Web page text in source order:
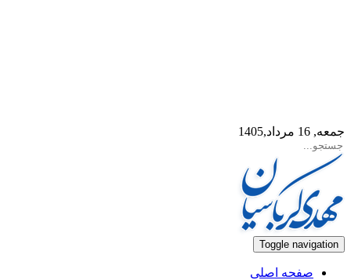
جمعه, 16 مرداد,1405
Toggle navigation
صفحه اصلی